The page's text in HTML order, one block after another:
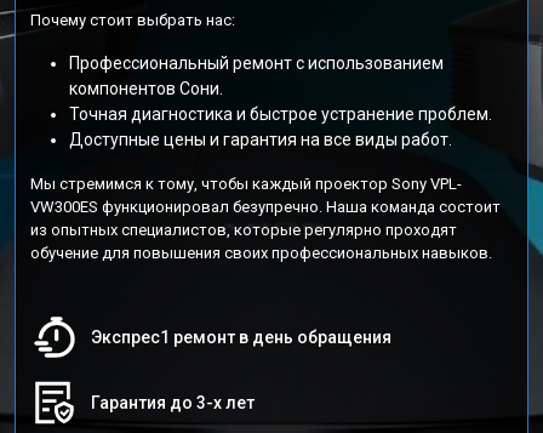
Почему стоит выбрать нас:
Профессиональный ремонт с использованием
компонентов Сони.
Точная диагностика и быстрое устранение проблем.
Доступные цены и гарантия на все виды работ.
Мы стремимся к тому, чтобы каждый проектор Sony VPL-
VW300ES функционировал безупречно. Наша команда состоит
из опытных специалистов, которые регулярно проходят
обучение для повышения своих профессиональных навыков.
Экспрес1 ремонт в день обращения
Гарантия до 3-х лет